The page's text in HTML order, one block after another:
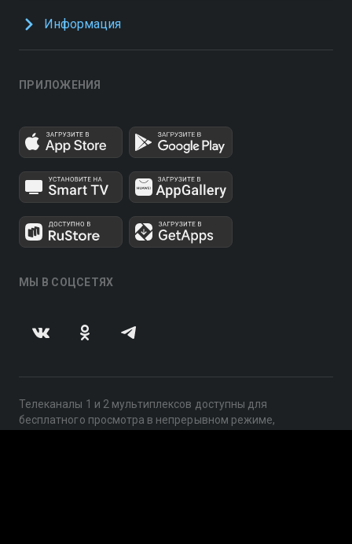
Информация
ПРИЛОЖЕНИЯ
МЫ В СОЦСЕТЯХ
Телеканалы 1 и 2 мультиплексов доступны для
бесплатного просмотра в непрерывном режиме,